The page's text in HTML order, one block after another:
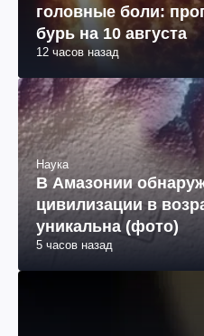
головные боли:
бурь на 10 августа
12 часов назад
Наука
В Амазонии
цивилизации в
уникальна (фото)
5 часов назад